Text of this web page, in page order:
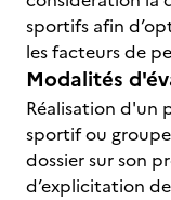
sportifs afin
les facteurs de
Modalités
Réalisation d'un
sportif ou
dossier sur son
d’explicitation